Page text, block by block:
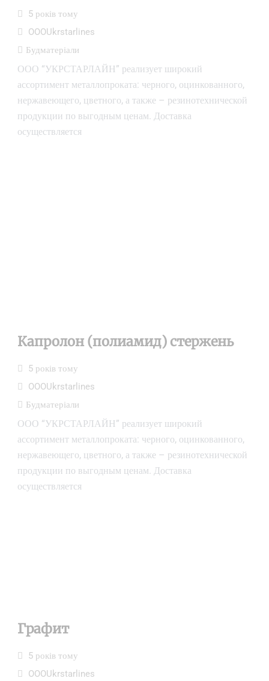
5 років тому
OOOUkrstarlines
Будматеріали
ООО “УКРСТАРЛАЙН” реализует широкий
ассортимент металлопроката: черного, оцинкованного,
нержавеющего, цветного, а также – резинотехнической
продукции по выгодным ценам. Доставка
осуществляется
Капролон (полиамид) стержень
5 років тому
OOOUkrstarlines
Будматеріали
ООО “УКРСТАРЛАЙН” реализует широкий
ассортимент металлопроката: черного, оцинкованного,
нержавеющего, цветного, а также – резинотехнической
продукции по выгодным ценам. Доставка
осуществляется
Графит
5 років тому
OOOUkrstarlines